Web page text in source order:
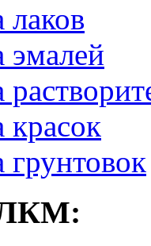
эмалей
ЛКМ: